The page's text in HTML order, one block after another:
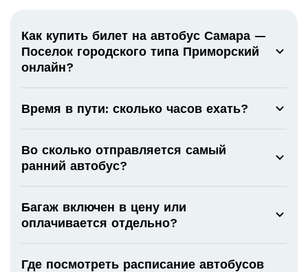
Как купить билет на автобус Самара —
Поселок городского типа Приморский
онлайн?
Время в пути: сколько часов ехать?
Во сколько отправляется самый
ранний автобус?
Багаж включен в цену или
оплачивается отдельно?
Где посмотреть расписание автобусов